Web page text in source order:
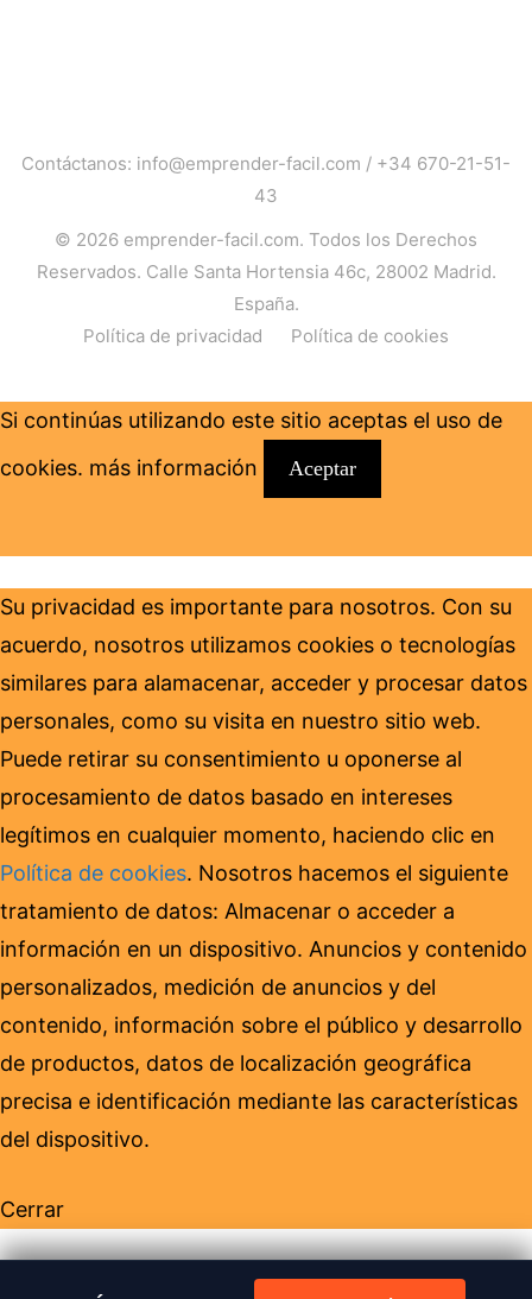
Contáctanos: info@emprender-facil.com / +34 670-21-51-
43
© 2026 emprender-facil.com. Todos los Derechos
Reservados. Calle Santa Hortensia 46c, 28002 Madrid.
España.
Política de privacidad
Política de cookies
Si continúas utilizando este sitio aceptas el uso de
cookies. más información Aceptar
Su privacidad es importante para nosotros. Con su
acuerdo, nosotros utilizamos cookies o tecnologías
similares para alamacenar, acceder y procesar datos
personales, como su visita en nuestro sitio web.
Puede retirar su consentimiento u oponerse al
procesamiento de datos basado en intereses
legítimos en cualquier momento, haciendo clic en
Política de cookies. Nosotros hacemos el siguiente
tratamiento de datos: Almacenar o acceder a
información en un dispositivo. Anuncios y contenido
personalizados, medición de anuncios y del
contenido, información sobre el público y desarrollo
de productos, datos de localización geográfica
precisa e identificación mediante las características
del dispositivo.
Cerrar